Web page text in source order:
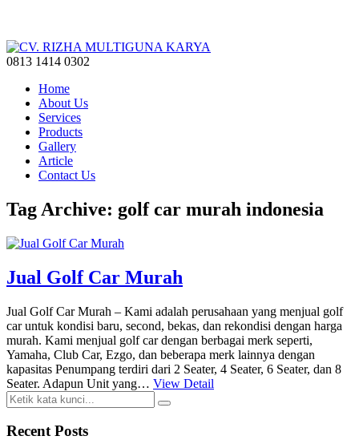
0813 1414 0302
Home
About Us
Services
Products
Gallery
Article
Contact Us
Tag Archive: golf car murah indonesia
Jual Golf Car Murah
Jual Golf Car Murah – Kami adalah perusahaan yang menjual golf
car untuk kondisi baru, second, bekas, dan rekondisi dengan harga
murah. Kami menjual golf car dengan berbagai merk seperti,
Yamaha, Club Car, Ezgo, dan beberapa merk lainnya dengan
kapasitas Penumpang terdiri dari 2 Seater, 4 Seater, 6 Seater, dan 8
Seater. Adapun Unit yang… View Detail
Recent Posts